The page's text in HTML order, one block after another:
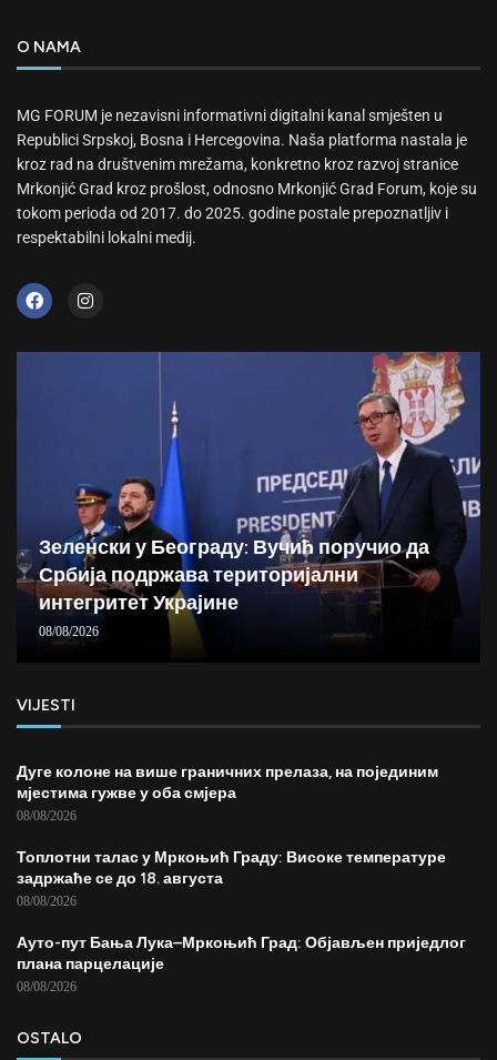
O NAMA
MG FORUM je nezavisni informativni digitalni kanal smješten u
Republici Srpskoj, Bosna i Hercegovina. Naša platforma nastala je
kroz rad na društvenim mrežama, konkretno kroz razvoj stranice
Mrkonjić Grad kroz prošlost, odnosno Mrkonjić Grad Forum, koje su
tokom perioda od 2017. do 2025. godine postale prepoznatljiv i
respektabilni lokalni medij.
Зеленски у Београду: Вучић поручио да
Србија подржава територијални
интегритет Украјине
08/08/2026
VIJESTI
Дуге колоне на више граничних прелаза, на појединим
мјестима гужве у оба смјера
08/08/2026
Топлотни талас у Мркоњић Граду: Високе температуре
задржаће се до 18. августа
08/08/2026
Ауто-пут Бања Лука–Мркоњић Град: Објављен приједлог
плана парцелације
08/08/2026
OSTALO